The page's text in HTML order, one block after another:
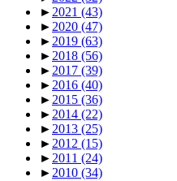
►2021 (43)
►2020 (47)
►2019 (63)
►2018 (56)
►2017 (39)
►2016 (40)
►2015 (36)
►2014 (22)
►2013 (25)
►2012 (15)
►2011 (24)
►2010 (34)